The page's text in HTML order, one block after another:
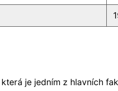
je jedním z hlavních